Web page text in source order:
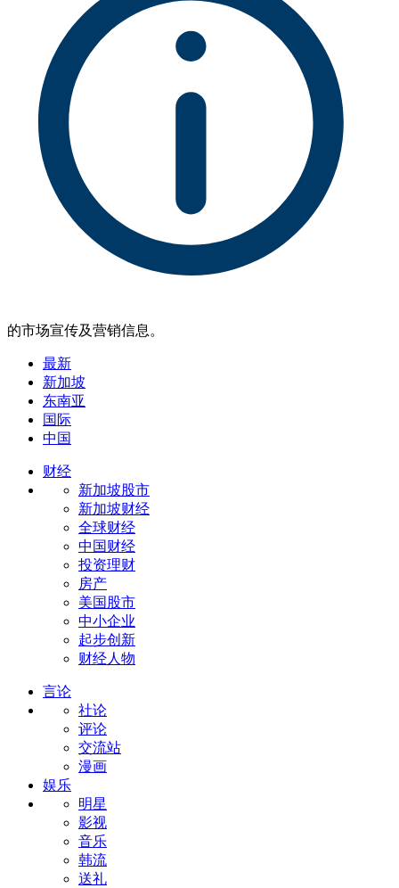
的市场宣传及营销信息。
最新
新加坡
东南亚
国际
中国
财经
新加坡股市
新加坡财经
全球财经
中国财经
投资理财
房产
美国股市
中小企业
起步创新
财经人物
言论
社论
评论
交流站
漫画
娱乐
明星
影视
音乐
韩流
送礼